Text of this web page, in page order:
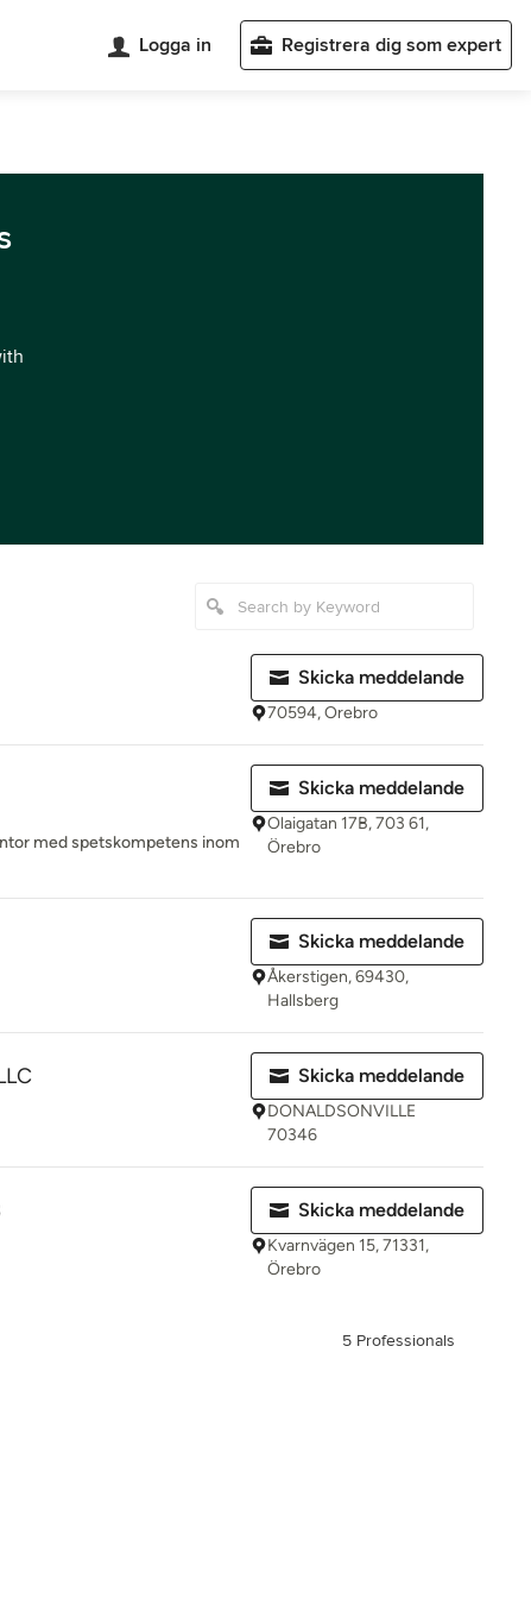
Logga in Registrera dig som expert
Skicka meddelande
70594, Orebro
med spetskompetens inom
Skicka meddelande
Olaigatan 17B, 703 61,
Örebro
Skicka meddelande
Åkerstigen, 69430,
Hallsberg
Skicka meddelande
DONALDSONVILLE
70346
Skicka meddelande
Kvarnvägen 15, 71331,
Örebro
5 Professionals